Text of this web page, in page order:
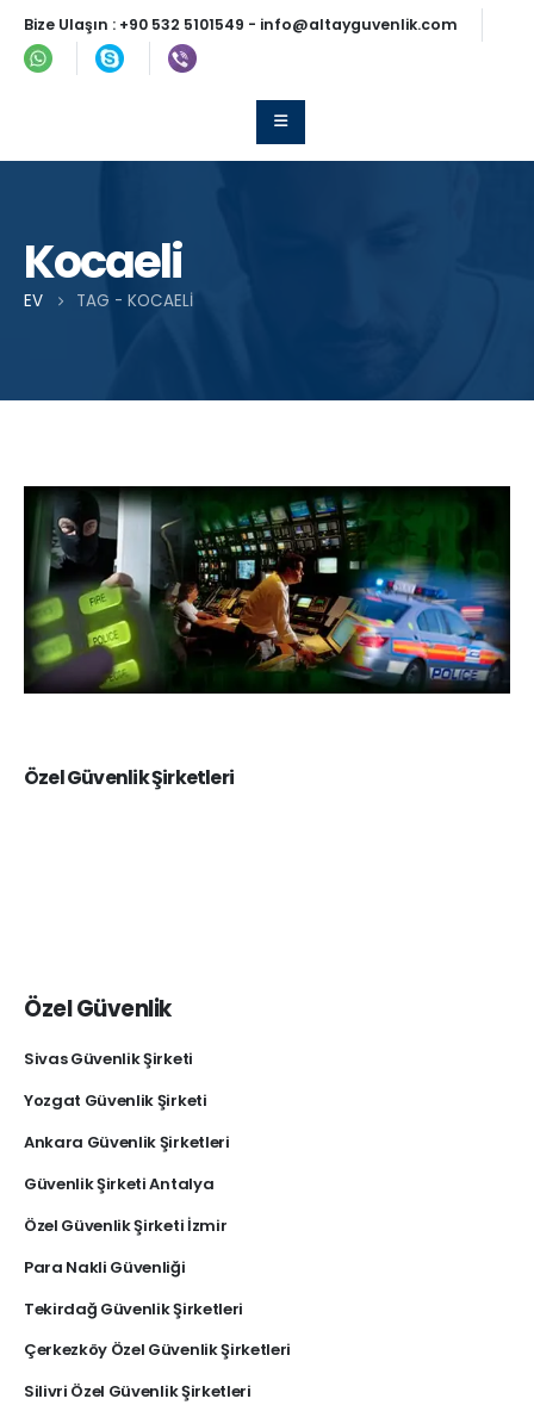
Bize Ulaşın : +90 532 5101549 - info@altayguvenlik.com
Kocaeli
EV TAG - KOCAELI
Post Archive
Özel Güvenlik Şirketleri
Özel Güvenlik
Sivas Güvenlik Şirketi
Yozgat Güvenlik Şirketi
Ankara Güvenlik Şirketleri
Güvenlik Şirketi Antalya
Özel Güvenlik Şirketi İzmir
Para Nakli Güvenliği
Tekirdağ Güvenlik Şirketleri
Çerkezköy Özel Güvenlik Şirketleri
Silivri Özel Güvenlik Şirketleri